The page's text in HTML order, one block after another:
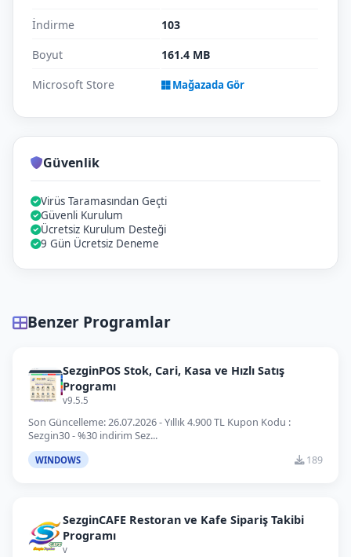
İndirme
103
Boyut
161.4 MB
Microsoft Store
Mağazada Gör
Güvenlik
Virüs Taramasından Geçti
Güvenli Kurulum
Ücretsiz Kurulum Desteği
9 Gün Ücretsiz Deneme
Benzer Programlar
SezginPOS Stok, Cari, Kasa ve Hızlı Satış
Programı
v9.5.5
Son Güncelleme: 26.07.2026 - Yıllık 4.900 TL Kupon Kodu :
Sezgin30 - %30 indirim Sez...
WINDOWS 189
SezginCAFE Restoran ve Kafe Sipariş Takibi
Programı
v